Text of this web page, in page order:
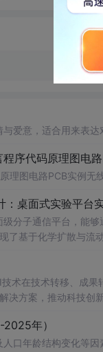
爱意，适合用来表达
序代码原理图电
理图电路PCB实例无
桌面式实验平台
分子通信平台，能
基于化学扩散与流
体内等电磁不可行场景
术在技术转移、成
方案，推动科技创
年）
口年龄结构变化等